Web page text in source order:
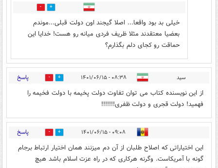
0
خیلی بد بود واقعا... اصلا گیجند اون دولت قبلی...موندم
بعضیا معتقدند مثلا ظریف فردی میانه رو هست! خدایا این
حماقت رو کجای دلم بگذارم؟
سید ۰۸:۳۸ - ۱۴۰۱/۰۶/۱۵ 20 پاسخ
از این نویسنده کتاب می توان تفاوت دولت پخیمه با دولت فخیمه را
فهمید! دولت قجری و دولت ظفری!!!!!!!
۰۹:۰۸ - ۱۴۰۱/۰۶/۱۵ 25 پاسخ
این اختیاراتی که اصلاح طلبان از آن دم میزنند همان اختیار ارتباط برجام
گونه با آمریکاست. وگرنه هرکاری که در راه عزت اسلام باشد هیچ